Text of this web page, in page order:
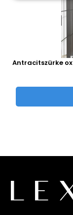
Antracitszürke